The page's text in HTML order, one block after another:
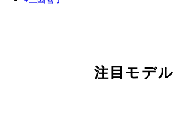
注目モデル